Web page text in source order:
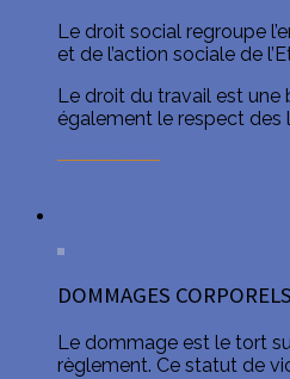
Le droit social regroupe
et de l’action sociale de
Le droit du travail est une
également le respect des
DOMMAGES
Le dommage est le tort
règlement. Ce statut de